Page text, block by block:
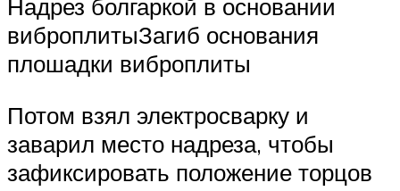
Надрез болгаркой в основании
виброплитыЗагиб основания
плошадки виброплиты
Потом взял электросварку и
заварил место надреза, чтобы
зафиксировать положение торцов